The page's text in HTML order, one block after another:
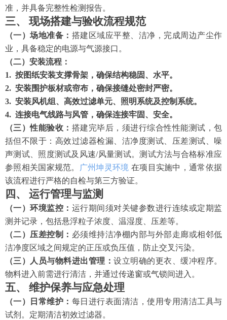
准，并具备完整性检测报告。
三、 现场搭建与验收流程规范
（一）场地准备： 搭建区域应平整、洁净，完成周边产尘作
业，具备稳定的电源与气源接口。
（二）安装流程：
1. 按图纸安装支撑骨架，确保结构稳固、水平。
2. 安装围护板材或帘布，确保接缝处密封严密。
3. 安装风机组、高效过滤单元、照明系统及控制系统。
4. 连接电气线路与风管，确保连接牢固、安全。
（三）性能验收： 搭建完毕后，须进行综合性性能测试，包
括但不限于：高效过滤器检漏、洁净度测试、压差测试、噪
声测试、照度测试及风速/风量测试。测试方法与合格标准应
参照相关国家规范。
广州坤灵环境 在项目实施中，通常依据
该流程进行严格的自检与第三方验证。
四、 运行管理与监测
（一）环境监控： 运行期间须对关键参数进行连续或定期监
测并记录，包括悬浮粒子浓度、温湿度、压差等。
（二）压差控制： 必须维持洁净棚内部与外部走廊或相邻低
洁净度区域之间规定的正压或负压值，防止交叉污染。
（三）人员与物料进出管理：设立明确的更衣、缓冲程序。
物料进入前需进行清洁，并通过传递窗或气锁间进入。
五、 维护保养与应急处理
（一）日常维护： 每日进行表面清洁，使用专用清洁工具与
试剂。定期清洁初效过滤器。